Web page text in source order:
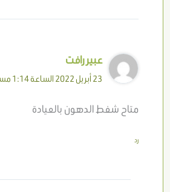
عبير رافت
23 أبريل 2022 الساعة 1:14 مساءً
متاح شفط الدهون بالعيادة
رد